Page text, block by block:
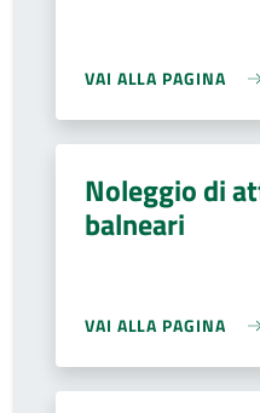
VAI ALLA PAGINA
Noleggio di
balneari
VAI ALLA PAGINA